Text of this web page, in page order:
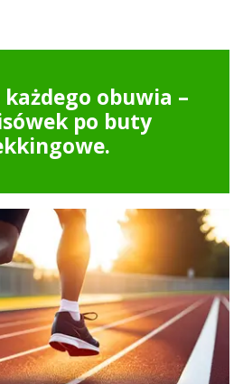
obuwia –
po buty